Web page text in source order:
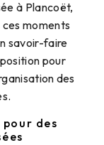
à Plancoët,
moments
savoir-faire
pour
des
des